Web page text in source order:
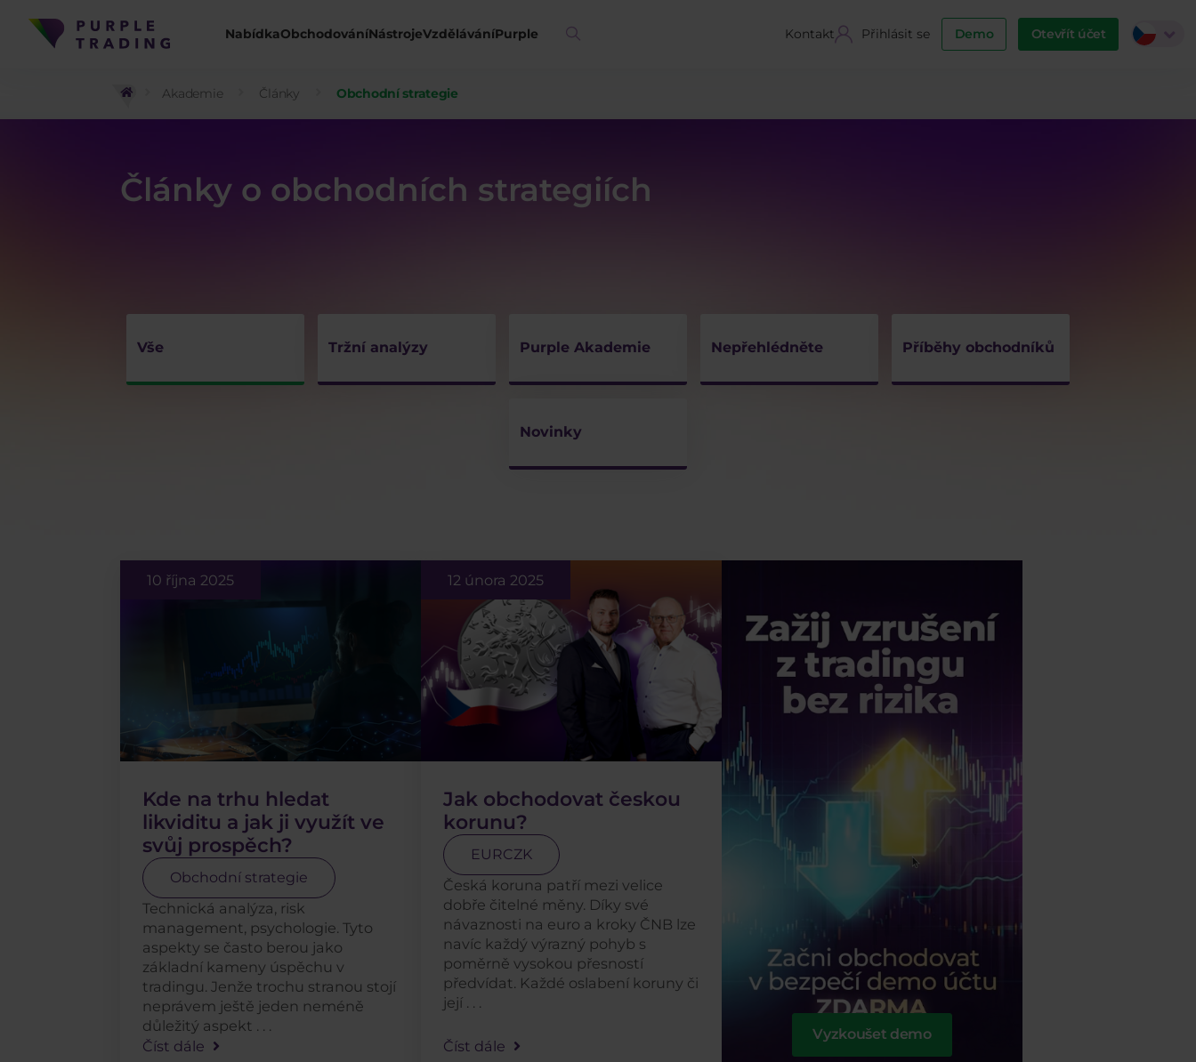
NabídkaObchodováníNástrojeVzděláváníPurple Kontakt Přihlásit se Demo Otevřít účet
Akademie Články Obchodní strategie
Články o obchodních strategiích
Vše Tržní analýzy Purple Akademie Nepřehlédněte Příběhy obchodníků
Novinky
10 října 2025
Kde na trhu hledat
likviditu a jak ji využít ve
svůj prospěch?
Obchodní strategie
Technická analýza, risk
management, psychologie. Tyto
aspekty se často berou jako
základní kameny úspěchu v
tradingu. Jenže trochu stranou stojí
neprávem ještě jeden neméně
důležitý aspekt . . .
Číst dále
12 února 2025
Jak obchodovat českou
korunu?
EURCZK
Česká koruna patří mezi velice
dobře čitelné měny. Díky své
návaznosti na euro a kroky ČNB lze
navíc každý výrazný pohyb s
poměrně vysokou přesností
předvídat. Každé oslabení koruny či
její . . .
Číst dále
Vyzkoušet demo